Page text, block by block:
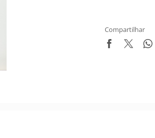
Compartilhar